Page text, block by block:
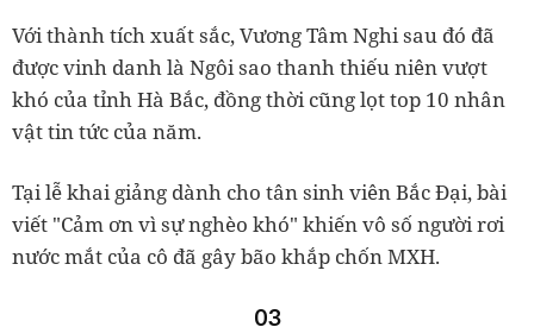
Với thành tích xuất sắc, Vương Tâm Nghi sau đó đã
được vinh danh là Ngôi sao thanh thiếu niên vượt
khó của tỉnh Hà Bắc, đồng thời cũng lọt top 10 nhân
vật tin tức của năm.
Tại lễ khai giảng dành cho tân sinh viên Bắc Đại, bài
viết "Cảm ơn vì sự nghèo khó" khiến vô số người rơi
nước mắt của cô đã gây bão khắp chốn MXH.
03